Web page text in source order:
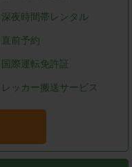
深夜時間帯レンタル
直前予約
国際運転免許証
レッカー搬送サービス